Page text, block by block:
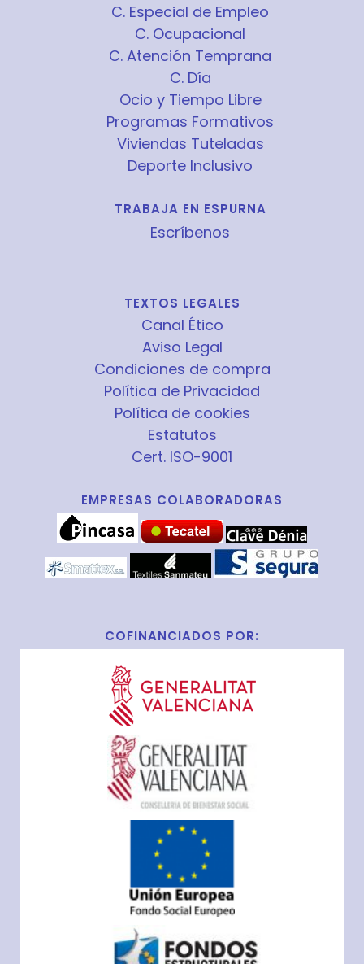
C. Especial de Empleo
C. Ocupacional
C. Atención Temprana
C. Día
Ocio y Tiempo Libre
Programas Formativos
Viviendas Tuteladas
Deporte Inclusivo
TRABAJA EN ESPURNA
Escríbenos
TEXTOS LEGALES
Canal Ético
Aviso Legal
Condiciones de compra
Política de Privacidad
Política de cookies
Estatutos
Cert. ISO-9001
EMPRESAS COLABORADORAS
COFINANCIADOS POR: